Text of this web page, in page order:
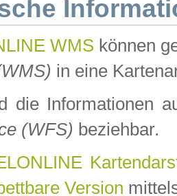
WMS können
in eine
die Informationen
(WFS) beziehbar.
Version